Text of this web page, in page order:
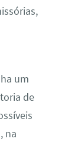
um
de
na